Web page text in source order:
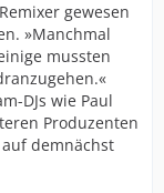
gewesen
»Manchmal
mussten
DJs wie Paul
Produzenten
demnächst